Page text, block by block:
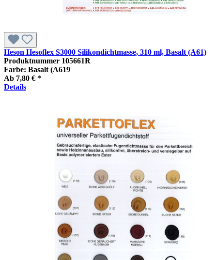
Heson Hesoflex S3000 Silikondichtmasse, 310 ml, Basalt (A61)
Produktnummer 105661R
Farbe: Basalt (A619
Ab 7,80 € *
Details